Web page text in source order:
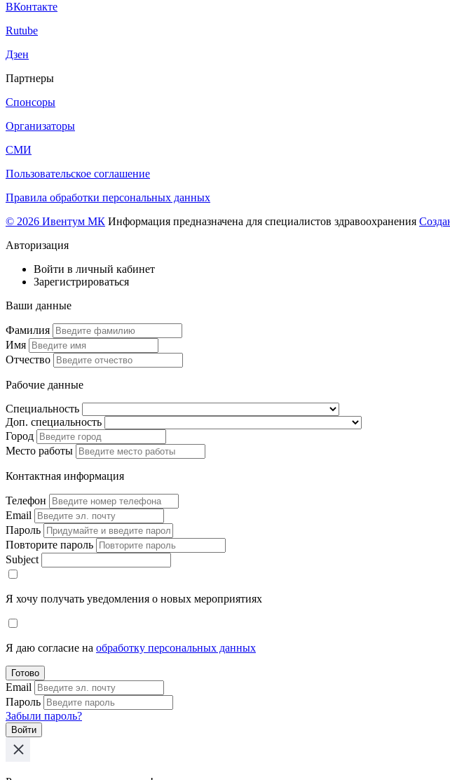
ВКонтакте
Rutube
Дзен
Партнеры
Спонсоры
Организаторы
СМИ
Пользовательское соглашение
Правила обработки персональных данных
© 2026 Ивентум МК Информация предназначена для специалистов здравоохранения
Авторизация
Войти в личный кабинет
Зарегистрироваться
Ваши данные
Фамилия
Имя
Отчество
Рабочие данные
Специальность
Доп. специальность
Город
Место работы
Контактная информация
Телефон
Email
Пароль
Повторите пароль
Subject
Я хочу получать уведомления о новых мероприятиях
Я даю согласие на обработку персональных данных
Готово
Email
Пароль
Забыли пароль?
Войти